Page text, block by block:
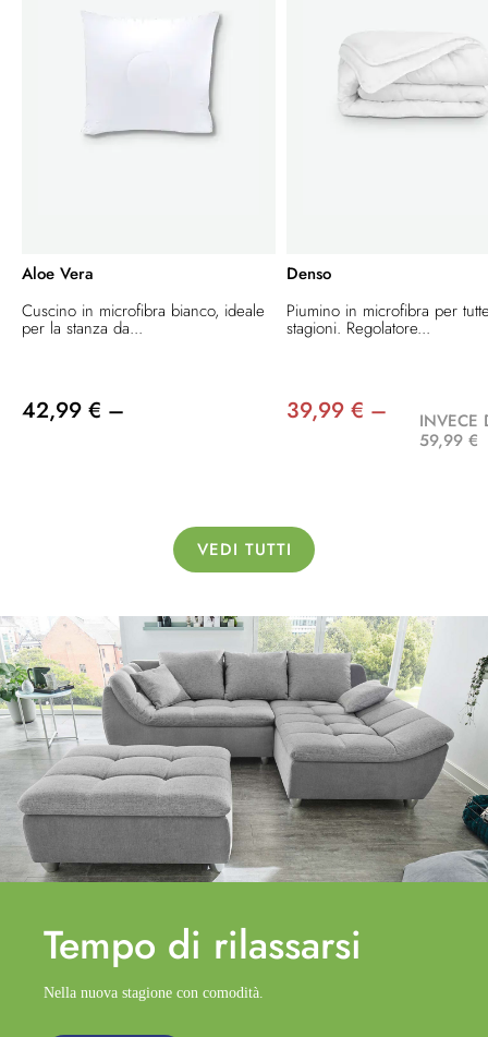
Aloe Vera
Cuscino in microfibra bianco, ideale
per la stanza da...
42,99 € –
Denso
Piumino in microfibra per
stagioni. Regolatore...
39,99 € –
INVECE
59,99 €
VEDI TUTTI
Tempo di rilassarsi
Nella nuova stagione con comodità.